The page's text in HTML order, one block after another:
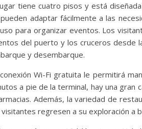
tiene cuatro pisos y está
adaptar fácilmente a las
para organizar eventos. Los
del puerto y los cruceros desde
y desembarque.
Wi-Fi gratuita le permitirá
a pie de la terminal, hay una gran
Además, la variedad de
regresen a su exploración a